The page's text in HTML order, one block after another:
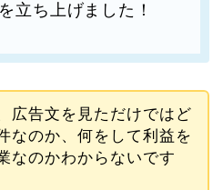
立ち上げました！
広告文を見ただけではど
なのか、何をして利益を
なのかわからないです